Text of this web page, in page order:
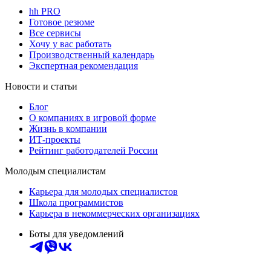
hh PRO
Готовое резюме
Все сервисы
Хочу у вас работать
Производственный календарь
Экспертная рекомендация
Новости и статьи
Блог
О компаниях в игровой форме
Жизнь в компании
ИТ-проекты
Рейтинг работодателей России
Молодым специалистам
Карьера для молодых специалистов
Школа программистов
Карьера в некоммерческих организациях
Боты для уведомлений